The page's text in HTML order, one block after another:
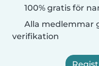
100% gratis för
Alla medlemmar
verifikation